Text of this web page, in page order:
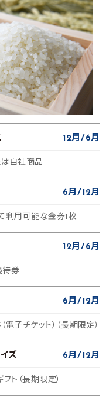
12月 6月
自社商品
6月 12月
利用可能な金券1枚
12月 6月
待券
6月 12月
子チケット）（長期限定）
ズ 6月 12月
ト（長期限定）